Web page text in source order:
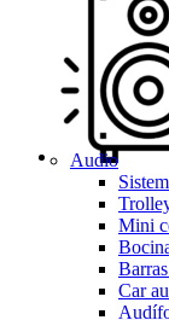
Audio
Mini
Car